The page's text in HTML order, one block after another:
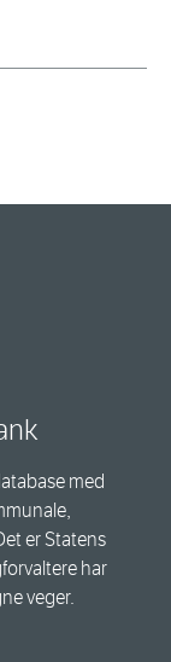
med
er Statens
har
veger.